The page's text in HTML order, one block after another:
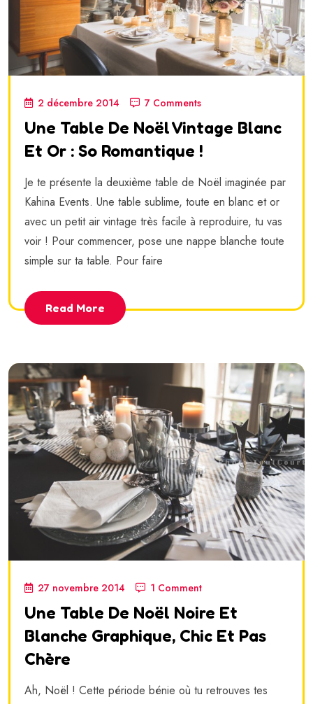
2 décembre 2014 7 Comments
Une Table De Noël Vintage Blanc
Et Or : So Romantique !
Je te présente la deuxième table de Noël imaginée par
Kahina Events. Une table sublime, toute en blanc et or
avec un petit air vintage très facile à reproduire, tu vas
voir ! Pour commencer, pose une nappe blanche toute
simple sur ta table. Pour faire
Read More
27 novembre 2014 1 Comment
Une Table De Noël Noire Et
Blanche Graphique, Chic Et Pas
Chère
Ah, Noël ! Cette période bénie où tu retrouves tes